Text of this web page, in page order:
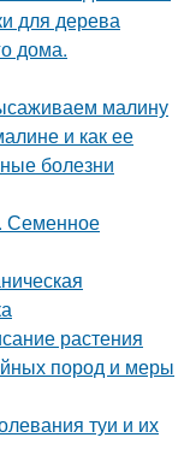
для дерева
дома.
малину
и как ее
болезни
Семенное
растения
пород и меры
туи и их